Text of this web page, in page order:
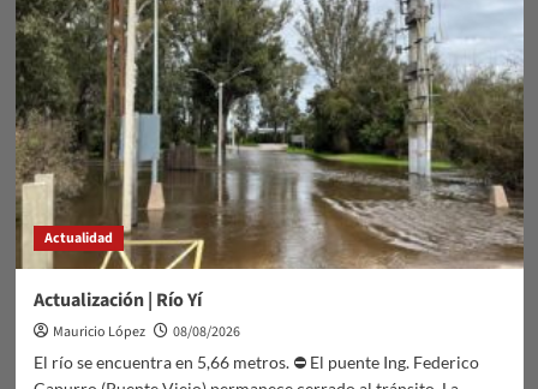
Actualidad
Actualización | Río Yí
Mauricio López
08/08/2026
El río se encuentra en 5,66 metros. ⛔ El puente Ing. Federico